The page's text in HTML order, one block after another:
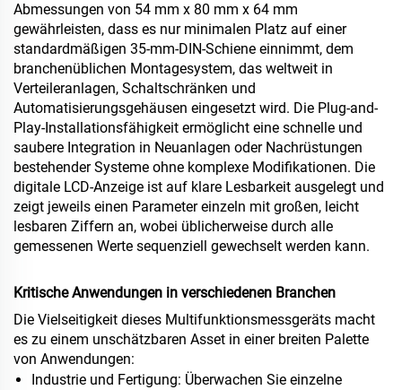
Abmessungen von 54 mm x 80 mm x 64 mm
gewährleisten, dass es nur minimalen Platz auf einer
standardmäßigen 35-mm-DIN-Schiene einnimmt, dem
branchenüblichen Montagesystem, das weltweit in
Verteileranlagen, Schaltschränken und
Automatisierungsgehäusen eingesetzt wird. Die Plug-and-
Play-Installationsfähigkeit ermöglicht eine schnelle und
saubere Integration in Neuanlagen oder Nachrüstungen
bestehender Systeme ohne komplexe Modifikationen. Die
digitale LCD-Anzeige ist auf klare Lesbarkeit ausgelegt und
zeigt jeweils einen Parameter einzeln mit großen, leicht
lesbaren Ziffern an, wobei üblicherweise durch alle
gemessenen Werte sequenziell gewechselt werden kann.
Kritische Anwendungen in verschiedenen Branchen
Die Vielseitigkeit dieses Multifunktionsmessgeräts macht
es zu einem unschätzbaren Asset in einer breiten Palette
von Anwendungen:
Industrie und Fertigung: Überwachen Sie einzelne